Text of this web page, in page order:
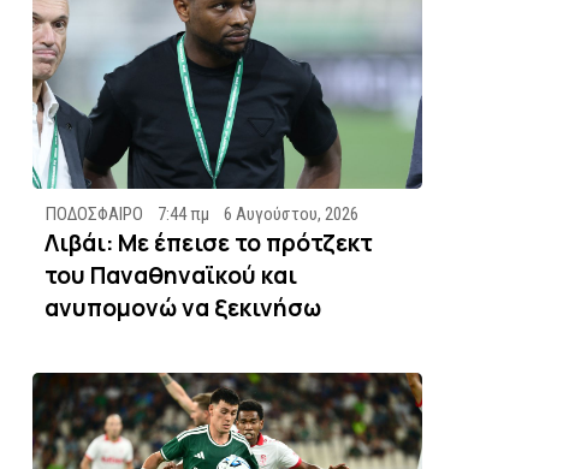
ΠΟΔΟΣΦΑΙΡΟ 7:44 πμ 6 Αυγούστου, 2026
Λιβάι: Με έπεισε το πρότζεκτ
του Παναθηναϊκού και
ανυπομονώ να ξεκινήσω